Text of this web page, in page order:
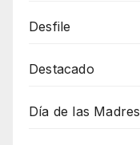
Desfile
Destacado
Día de las Madres